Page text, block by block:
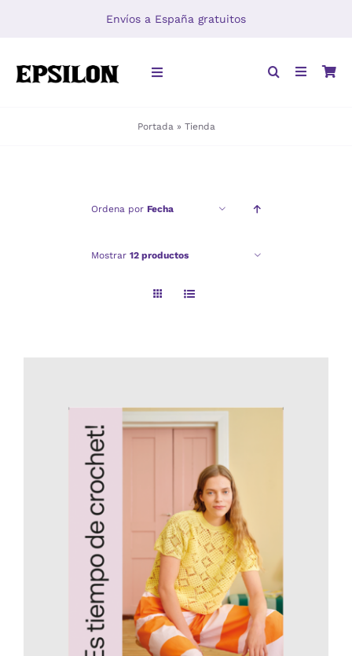
Envíos a España gratuitos
Toggle
Portada » Tienda
Ordena por Fecha
Mostrar 12 productos
AÑADIR AL CARRITO
/
DETALLES